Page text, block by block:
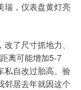
瑞，仪表盘黄灯亮
了尺寸抓地力、
离可能增加5-7
私自改过胎高。验
邻居去年就因这个